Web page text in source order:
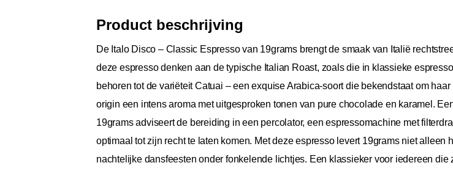
Product beschrijving
De Italo Disco – Classic Espresso van 19grams brengt de smaak van Italië
deze espresso denken aan de typische Italian Roast, zoals die in klassieke
behoren tot de variëteit Catuai – een exquise Arabica-soort die bekendstaat om
origin een intens aroma met uitgesproken tonen van pure chocolade en karamel.
19grams adviseert de bereiding in een percolator, een espressomachine met
optimaal tot zijn recht te laten komen. Met deze espresso levert 19grams niet
nachtelijke dansfeesten onder fonkelende lichtjes. Een klassieker voor iedereen